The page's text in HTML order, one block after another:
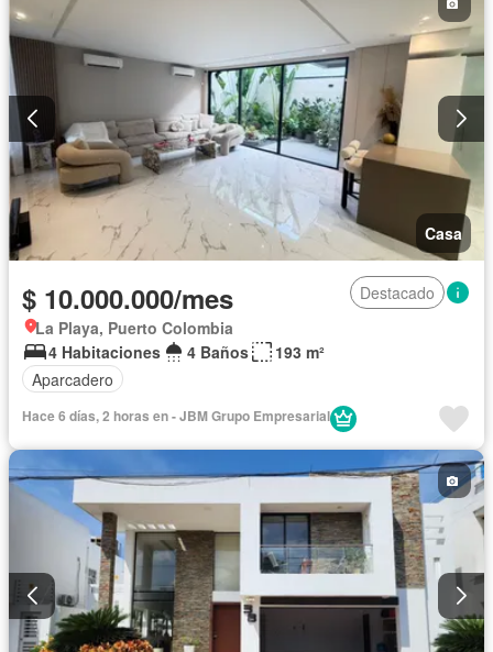
Casa
$ 10.000.000/mes
Destacado
La Playa, Puerto Colombia
4 Habitaciones
4 Baños
193 m²
Aparcadero
Hace 6 días, 2 horas en - JBM Grupo Empresarial